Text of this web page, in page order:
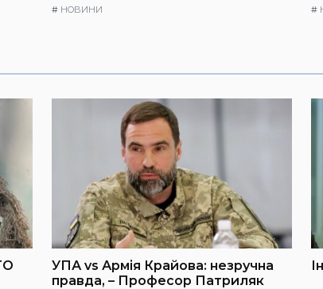
# НОВИНИ #
УПА vs Армія Крайова: незручна
правда, – Професор Патриляк